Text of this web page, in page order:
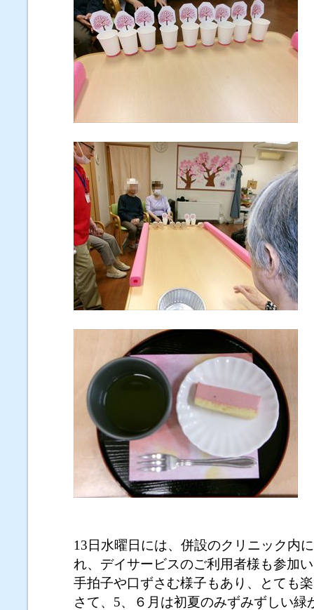
13日水曜日には、併設のクリニック内
れ、デイサービスのご利用者様も参加
手拍子や口ずさむ様子もあり、とても
さて、5、６月は初夏のみずみずしい